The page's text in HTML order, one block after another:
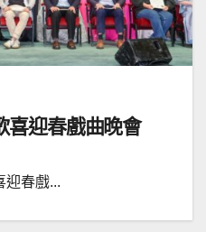
喜迎春戲曲晚會
迎春戲...